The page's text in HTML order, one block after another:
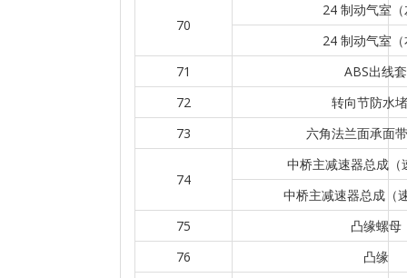
70
24 制动气室
24 制动气室
71
ABS出线套
72
转向节防水
73
六角法兰面承面
74
中桥主减速器总成（
中桥主减速器总成（
75
凸缘螺母
76
凸缘